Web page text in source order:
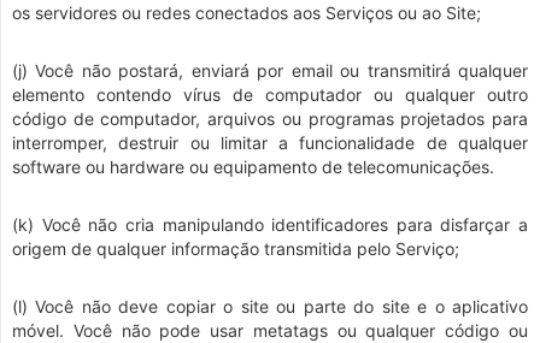
os servidores ou redes conectados aos Serviços ou ao Site;
(j) Você não postará, enviará por email ou transmitirá qualquer
elemento contendo vírus de computador ou qualquer outro
código de computador, arquivos ou programas projetados para
interromper, destruir ou limitar a funcionalidade de qualquer
software ou hardware ou equipamento de telecomunicações.
(k) Você não cria manipulando identificadores para disfarçar a
origem de qualquer informação transmitida pelo Serviço;
(l) Você não deve copiar o site ou parte do site e o aplicativo
móvel. Você não pode usar metatags ou qualquer código ou